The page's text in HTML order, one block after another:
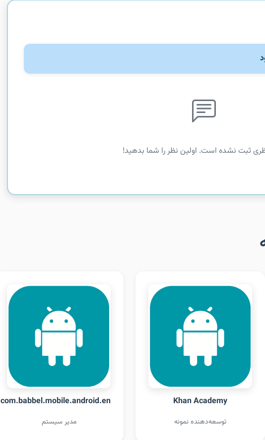
ثبت نشده است. اولین نظر را شما بدهید!
Khan Academy
توسعه‌دهنده نمونه
com.babbel.mobile.android.en
مدیر سیستم